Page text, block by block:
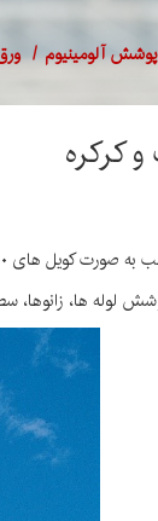
پوشش آلومینیوم
کرکره
با ابعاد 2 × 1 متر و با ضخامت های 0/4 تا 1/2 میلیمتر ارائه می گردد.
ها، زانوها،